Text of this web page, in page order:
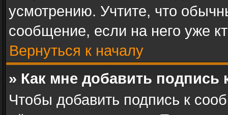
усмотрению. Учтите, что
сообщение, если на него уже
Вернуться к началу
» Как мне добавить
Чтобы добавить подпись к